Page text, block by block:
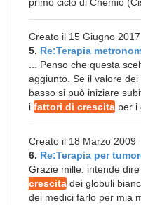
Creato il 15 Giugno 2017
5. Re:Terapia
... Penso che questa
aggiunto. Se il valore
basso si può iniziare
i fattori di crescita per i
Creato il 18 Marzo 2009
6. Re:Terapia per
Grazie mille. intende
crescita dei globuli
dei medici farlo per mia